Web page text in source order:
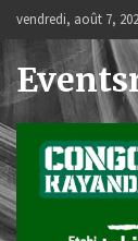
content
vendredi, août 7,